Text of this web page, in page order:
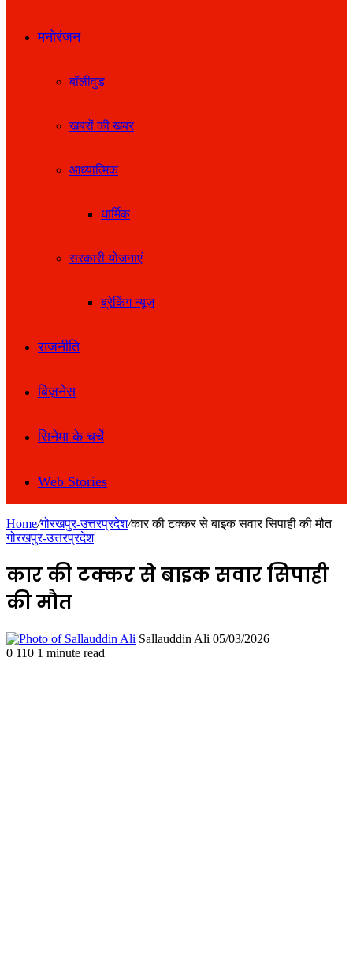
मनोरंजन
बॉलीवुड
खबरों की खबर
आध्यात्मिक
धार्मिक
सरकारी योजनाएं
ब्रेकिंग न्यूज़
राजनीति
बिज़नेस
सिनेमा के चर्चे
Web Stories
Home/गोरखपुर-उत्तरप्रदेश/कार की टक्कर से बाइक सवार सिपाही की मौत
गोरखपुर-उत्तरप्रदेश
कार की टक्कर से बाइक सवार सिपाही
की मौत
Sallauddin Ali Send
05/03/2026
0 110 1 minute read